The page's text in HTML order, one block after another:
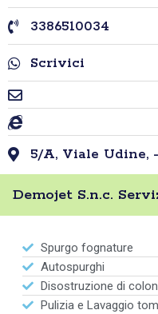
3386510034
Scrivici
5/A, Viale Udine,
Demojet S.n.c.
Spurgo fognature
Autospurghi
Disostruzione di
Pulizia e Lavaggio